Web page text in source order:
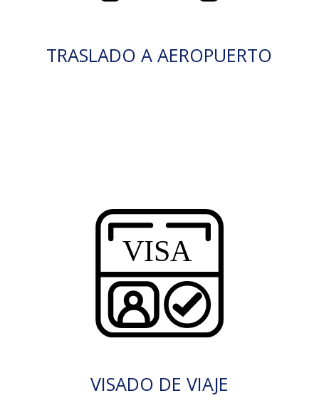
TRASLADO A AEROPUERTO
VISADO DE VIAJE